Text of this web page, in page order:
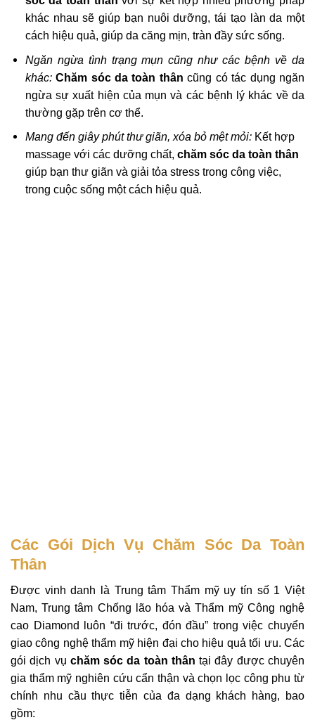
khác nhau sẽ giúp bạn nuôi dưỡng, tái tạo làn da một
cách hiệu quả, giúp da căng mịn, tràn đầy sức sống.
Ngăn ngừa tình trạng mụn cũng như các bệnh về da
khác: Chăm sóc da toàn thân cũng có tác dụng ngăn
ngừa sự xuất hiện của mụn và các bệnh lý khác về da
thường gặp trên cơ thể.
Mang đến giây phút thư giãn, xóa bỏ mệt mỏi:Kết hợp
massage với các dưỡng chất, chăm sóc da toàn thân
giúp bạn thư giãn và giải tỏa stress trong công việc,
trong cuộc sống một cách hiệu quả.
Các Gói Dịch Vụ Chăm Sóc Da Toàn
Thân
Được vinh danh là Trung tâm Thẩm mỹ uy tín số 1 Việt
Nam, Trung tâm Chống lão hóa và Thẩm mỹ Công nghệ
cao Diamond luôn “đi trước, đón đầu” trong việc chuyển
giao công nghệ thẩm mỹ hiện đại cho hiệu quả tối ưu. Các
gói dịch vụ chăm sóc da toàn thân tại đây được chuyên
gia thẩm mỹ nghiên cứu cẩn thận và chọn lọc công phu từ
chính nhu cầu thực tiễn của đa dạng khách hàng, bao
gồm: